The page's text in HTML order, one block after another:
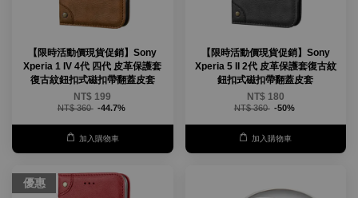
【限時活動價現貨促銷】Sony
Xperia 1 IV 4代 四代 皮革保護套
復古紋鈕扣式磁扣帶翻蓋皮套
NT$ 199
NT$ 360 -44.7%
加入購物車
【限時活動價現貨促銷】Sony
Xperia 5 II 2代 皮革保護套復古紋
鈕扣式磁扣帶翻蓋皮套
NT$ 180
NT$ 360 -50%
加入購物車
優惠